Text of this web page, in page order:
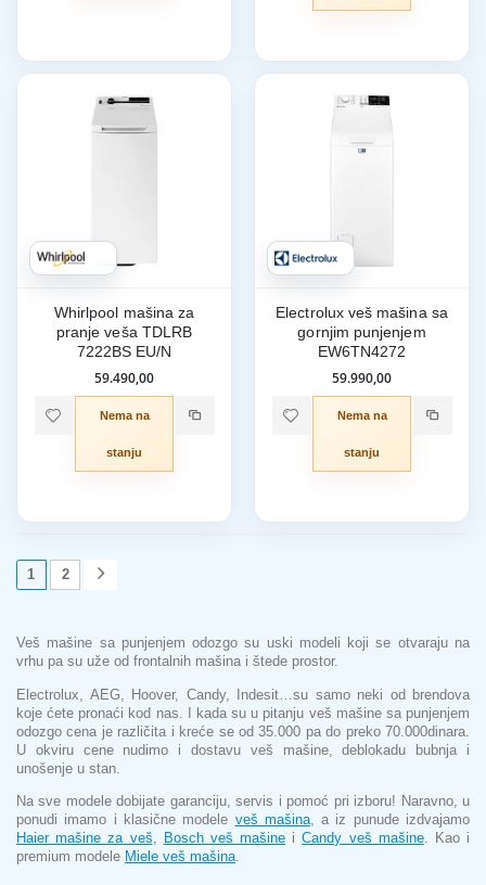
Whirlpool mašina za
pranje veša TDLRB
7222BS EU/N
59.490,00
Nema na
stanju
Electrolux veš mašina sa
gornjim punjenjem
EW6TN4272
59.990,00
Nema na
stanju
1 2
Veš mašine sa punjenjem odozgo su uski modeli koji se otvaraju na
vrhu pa su uže od frontalnih mašina i štede prostor.
Electrolux, AEG, Hoover, Candy, Indesit…su samo neki od brendova
koje ćete pronaći kod nas. I kada su u pitanju veš mašine sa punjenjem
odozgo cena je različita i kreće se od 35.000 pa do preko 70.000dinara.
U okviru cene nudimo i dostavu veš mašine, deblokadu bubnja i
unošenje u stan.
Na sve modele dobijate garanciju, servis i pomoć pri izboru! Naravno, u
ponudi imamo i klasične modele veš mašina, a iz punude izdvajamo
Haier mašine za veš, Bosch veš mašine iCandy veš mašine. Kao i
premium modele Miele veš mašina.